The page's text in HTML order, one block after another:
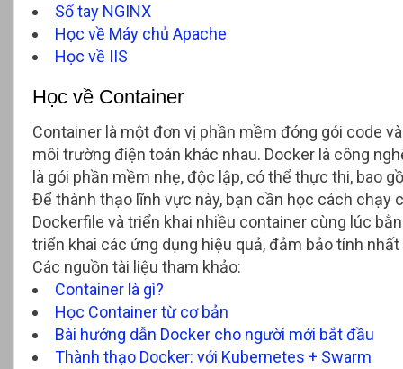
Sổ tay NGINX
Học về Máy chủ Apache
Học về IIS
Học về Container
Container là một đơn vị phần mềm đóng gói code
môi trường điện toán khác nhau. Docker là công
là gói phần mềm nhẹ, độc lập, có thể thực thi, bao
Để thành thạo lĩnh vực này, bạn cần học cách chạy
Dockerfile và triển khai nhiều container cùng lúc
triển khai các ứng dụng hiệu quả, đảm bảo tính
Các nguồn tài liệu tham khảo:
Container là gì?
Học Container từ cơ bản
Bài hướng dẫn Docker cho người mới bắt đầu
Thành thạo Docker: với Kubernetes + Swarm